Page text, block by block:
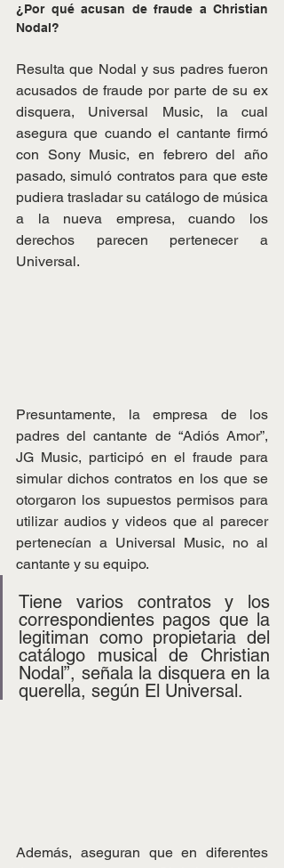
¿Por qué acusan de fraude a Christian
Nodal?
Resulta que Nodal y sus padres fueron
acusados de fraude por parte de su ex
disquera, Universal Music, la cual
asegura que cuando el cantante firmó
con Sony Music, en febrero del año
pasado, simuló contratos para que este
pudiera trasladar su catálogo de música
a la nueva empresa, cuando los
derechos parecen pertenecer a
Universal.
Presuntamente, la empresa de los
padres del cantante de “Adiós Amor”,
JG Music, participó en el fraude para
simular dichos contratos en los que se
otorgaron los supuestos permisos para
utilizar audios y videos que al parecer
pertenecían a Universal Music, no al
cantante y su equipo.
Tiene varios contratos y los
correspondientes pagos que la
legitiman como propietaria del
catálogo musical de Christian
Nodal”, señala la disquera en la
querella, según El Universal.
Además, aseguran que en diferentes